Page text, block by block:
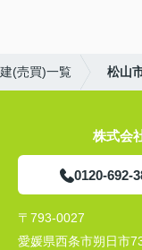
(売買)一覧 松山
株式会
0120-692-
〒793-0027
愛媛県西条市朔日市